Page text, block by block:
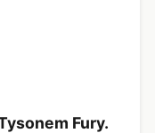
Fury.